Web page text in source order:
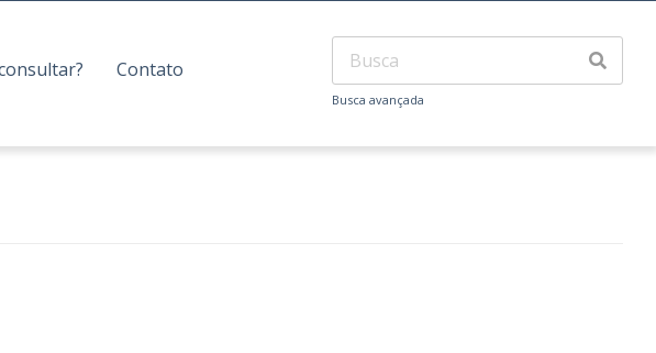
Contato
Busca avançada